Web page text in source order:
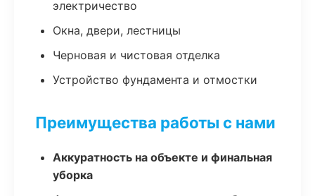
электричество
Окна, двери, лестницы
Черновая и чистовая отделка
Устройство фундамента и отмостки
Преимущества работы с нами
Аккуратность на объекте и финальная
уборка